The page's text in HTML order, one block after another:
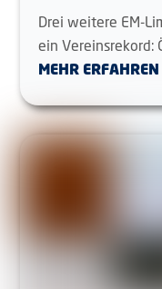
Drei weitere EM-
ein Vereinsrekord:
MEHR ERFAHREN